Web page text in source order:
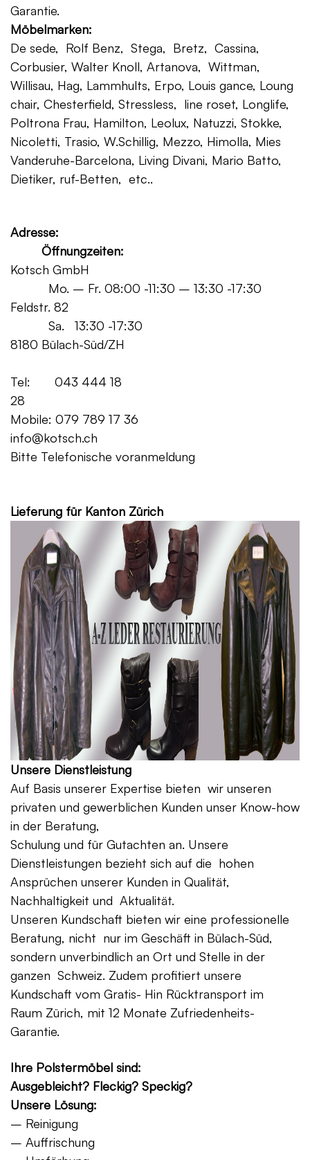
Garantie.
Möbelmarken:
De sede, Rolf Benz, Stega, Bretz, Cassina,
Corbusier, Walter Knoll, Artanova, Wittman,
Willisau, Hag, Lammhults, Erpo, Louis gance, Loung
chair, Chesterfield, Stressless, line roset, Longlife,
Poltrona Frau, Hamilton, Leolux, Natuzzi, Stokke,
Nicoletti, Trasio, W.Schillig, Mezzo, Himolla, Mies
Vanderuhe-Barcelona, Living Divani, Mario Batto,
Dietiker, ruf-Betten, etc..
Adresse:
Öffnungzeiten:
Kotsch GmbH
Mo. – Fr. 08:00 -11:30 – 13:30 -17:30
Feldstr. 82
Sa. 13:30 -17:30
8180 Bülach-Süd/ZH
Tel: 043 444 18
28
Mobile: 079 789 17 36
info@kotsch.ch
Bitte Telefonische voranmeldung
Lieferung für Kanton Zürich
Unsere Dienstleistung
Auf Basis unserer Expertise bieten wir unseren
privaten und gewerblichen Kunden unser Know-how
in der Beratung,
Schulung und für Gutachten an. Unsere
Dienstleistungen bezieht sich auf die hohen
Ansprüchen unserer Kunden in Qualität,
Nachhaltigkeit und Aktualität.
Unseren Kundschaft bieten wir eine professionelle
Beratung, nicht nur im Geschäft in Bülach-Süd,
sondern unverbindlich an Ort und Stelle in der
ganzen Schweiz. Zudem profitiert unsere
Kundschaft vom Gratis- Hin Rücktransport im
Raum Zürich, mit 12 Monate Zufriedenheits-
Garantie.
Ihre Polstermöbel sind:
Ausgebleicht? Fleckig? Speckig?
Unsere Lösung:
– Reinigung
– Auffrischung